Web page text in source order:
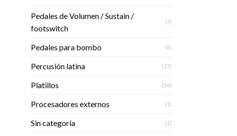
Pedales de Volumen / Sustain /
footswitch
(5)
Pedales para bombo (6)
Percusión latina (27)
Platillos (16)
Procesadores externos (1)
Sin categoría (1)